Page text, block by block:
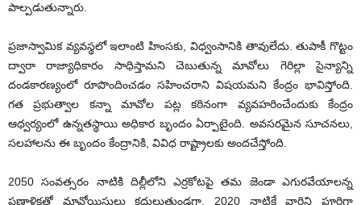
పాల్పడుతున్నారు.
ప్రజాస్వామిక వ్యవస్థలో ఇలాంటి హింసకు, విధ్వంసానికి తావులేదు. తుపాకీ గొట్టం
ద్వారా రాజ్యాధికారం సాధిస్తామని చెబుతున్న మావోలు గెరిల్లా సైన్యాన్ని
దండకారణ్యంలో రూపొందించడం సహించరాని విషయమని కేంద్రం భావిస్తోంది.
గత ప్రభుత్వాల కన్నా మావోల పట్ల కఠినంగా వ్యవహరించేందుకు కేంద్రం
ఆధ్వర్యంలో ఉన్నతస్థాయి అధికార బృందం ఏర్పాటైంది. అవసరమైన సూచనలు,
సలహాలను ఈ బృందం కేంద్రానికి, వివిధ రాష్ట్రాలకు అందచేస్తోంది.
2050 సంవత్సరం నాటికి దిల్లీలోని ఎర్రకోటపై తమ జెండా ఎగురవేయాలన్న
ప్రణాళికతో మావోయిస్టులు కదులుతుండగా, 2020 నాటికే వారిని పూర్తిగా